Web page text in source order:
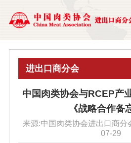
进出口商分会
中国肉类协会与RCEP产
《战略合作备
来源:中国肉类协会进出口商
07-29